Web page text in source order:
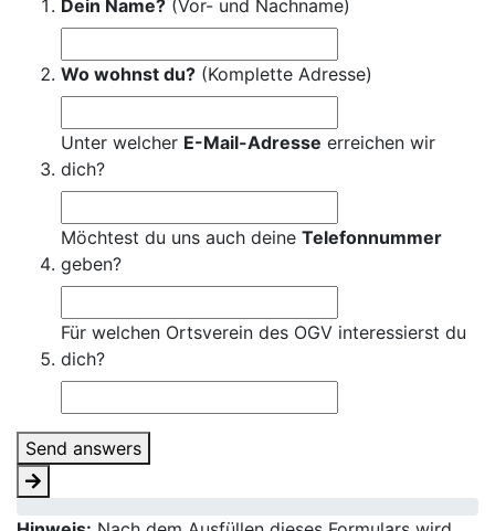
Dein Name? (Vor- und Nachname)
Wo wohnst du? (Komplette Adresse)
Unter welcher E-Mail-Adresse erreichen wir
dich?
Möchtest du uns auch deine Telefonnummer
geben?
Für welchen Ortsverein des OGV interessierst du
dich?
Send answers